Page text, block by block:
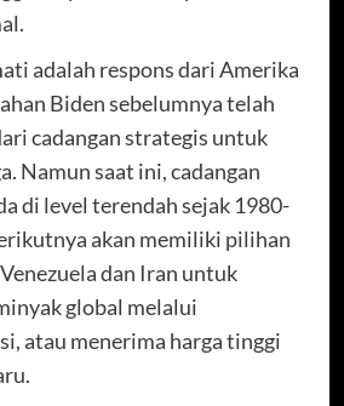
adalah respons dari Amerika
Biden sebelumnya telah
cadangan strategis untuk
Namun saat ini, cadangan
di level terendah sejak 1980-
akan memiliki pilihan
dan Iran untuk
global melalui
atau menerima harga tinggi